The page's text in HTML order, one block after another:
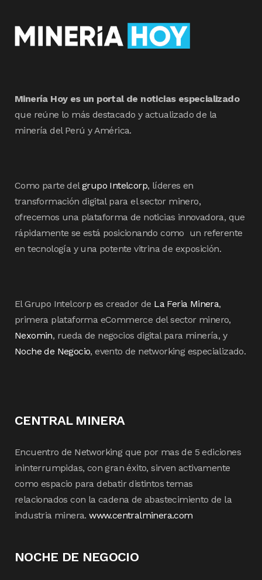
Minería Hoy es un portal de noticias especializado
que reúne lo más destacado y actualizado de la
minería del Perú y América.
Como parte delgrupo Intelcorp, líderes en
transformación digital para el sector minero,
ofrecemos una plataforma de noticias innovadora, que
rápidamente se está posicionando como un referente
en tecnología y una potente vitrina de exposición.
El Grupo Intelcorp es creador de La Feria Minera,
primera plataforma eCommerce del sector minero,
Nexomin, rueda de negocios digital para minería, y
Noche de Negocio, evento de networking especializado.
CENTRAL MINERA
Encuentro de Networking que por mas de 5 ediciones
ininterrumpidas, con gran éxito, sirven activamente
como espacio para debatir distintos temas
relacionados con la cadena de abastecimiento de la
industria minera.www.centralminera.com
NOCHE DE NEGOCIO